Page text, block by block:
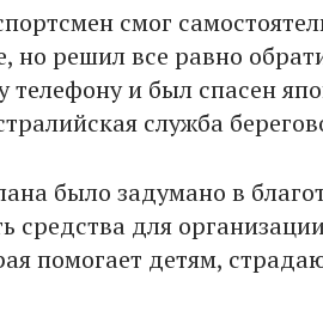
смог
но решил все равно
телефону и был спасен
служба
было задумано в
средства для
помогает детям,